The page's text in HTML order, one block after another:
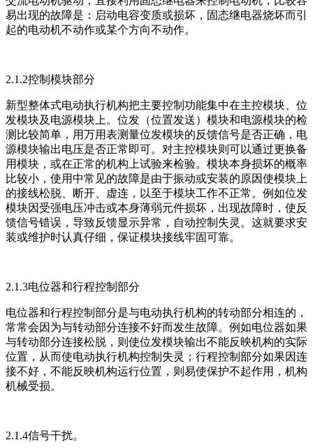
易出现的故障是：启动电容变质或损坏，固态继电器烧坏而引
起的电动机不动作或某个方向不动作。
2.1.2控制模块部分
新型整体式电动执行机构把主要控制功能集中在主控模块、位
发模块及电源模块上。位发（位置发送）模块和电源模块的检
测比较简单，用万用表测量位发模块的反馈信号是否正确，电
源模块输出电压是否正常即可。对主控模块则可以通过更换备
用模块，或在正常的机构上试验来检验。模块本身损坏的概率
比较小，使用中常见的故障是由于振动或安装的原因使模块上
的接线松脱、断开、虚连，以至于模块工作不正常。例如位发
模块因受强电压冲击或本身薄弱元件损坏，出现故障时，使反
馈信号错误，导致反馈显示异常，自动控制失灵。这就要求安
装或维护时认真仔细，保证模块接线牢固可靠。
2.1.3电位器和行程控制部分
电位器和行程控制部分是与电动执行机构的转动部分相连的，
常常会因为与转动部分连接不好而发生故障。例如电位器如果
与转动部分连接松脱，则使位发模块输出不能反映机构的实际
位置，从而使电动执行机构控制失灵；行程控制部分如果因连
接不好，不能反映机构运行位置，则易使保护不起作用，机构
机械受损。
2.1.4信号干扰。